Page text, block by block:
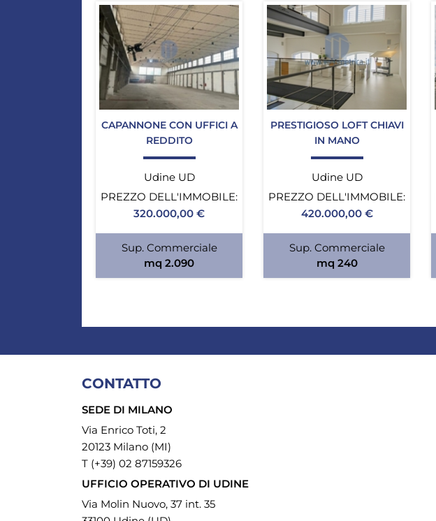
CAPANNONE CON UFFICI A
REDDITO
Udine UD
PREZZO DELL'IMMOBILE:
320.000,00 €
Sup. Commerciale
mq 2.090
PRESTIGIOSO LOFT CHIAVI
IN MANO
Udine UD
PREZZO DELL'IMMOBILE:
420.000,00 €
Sup. Commerciale
mq 240
CONTATTO
SEDE DI MILANO
Via Enrico Toti, 2
20123 Milano (MI)
T (+39) 02 87159326
UFFICIO OPERATIVO DI UDINE
Via Molin Nuovo, 37 int. 35